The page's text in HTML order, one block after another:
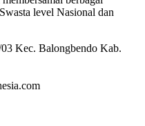
level Nasional dan
Kec. Balongbendo Kab.